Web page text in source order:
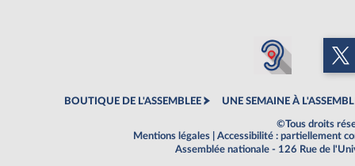
BOUTIQUE DE L'ASSEMBLEE UNE SEMAINE À
©Tous droits
Mentions légales
Accessibilité : partiellement
Assemblée nationale - 126 Rue de